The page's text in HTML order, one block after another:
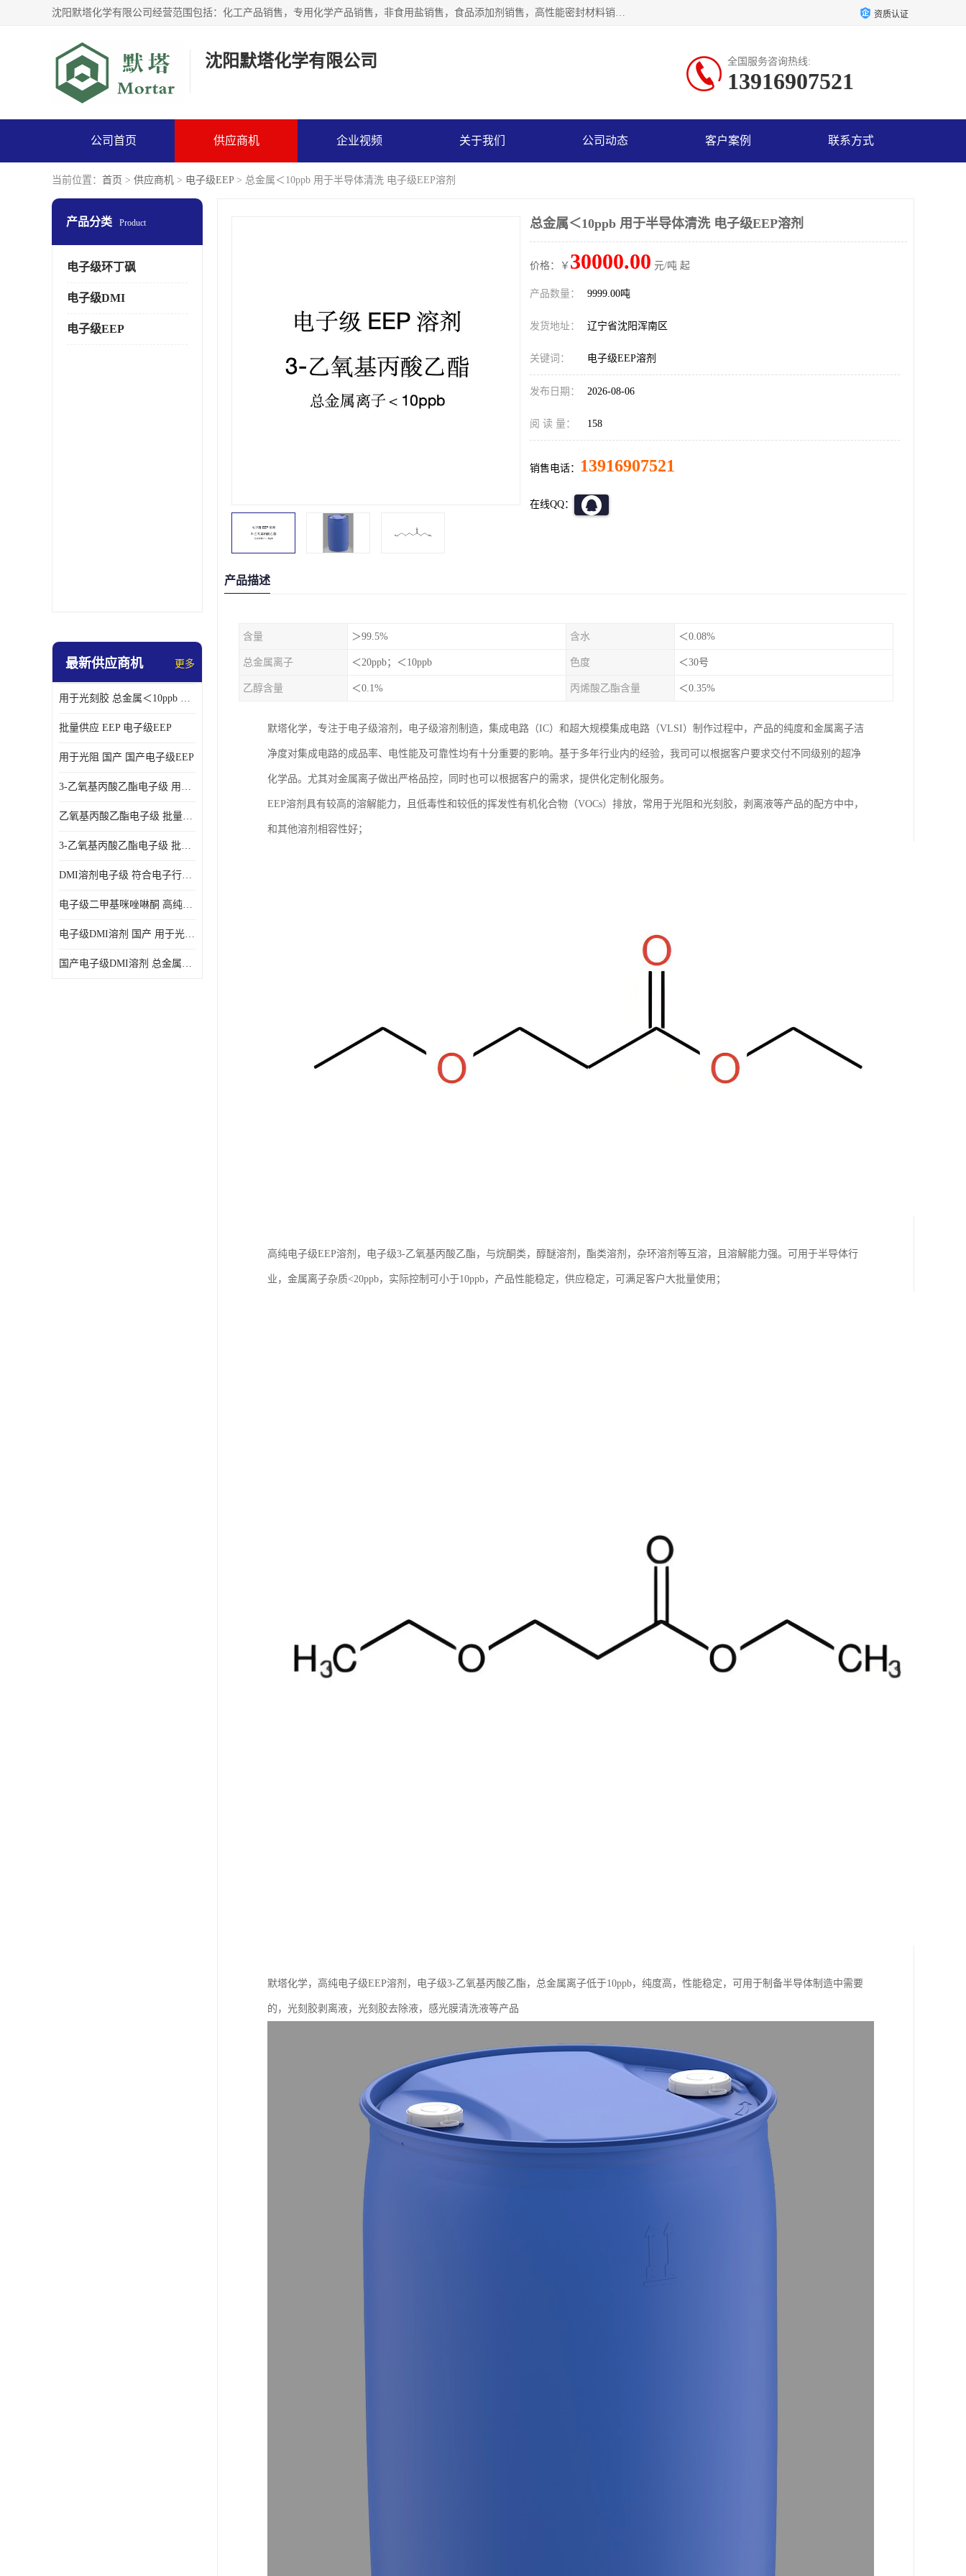
沈阳默塔化学有限公司经营范围包括：化工产品销售，专用化学产品销售，非食用盐销售，食品添加剂销售，高性能密封材料销售，涂料销售，合成材料销售，工程塑料及合成树脂销售等；主要产品有高纯电子级环丁砜，总金属离子可控制在ppb级别、纯度高、颜色浅、耐高温分解时间长，特别适合于半导体制造，硅片晶圆制造，清洗湿电子化学品，锂电池电解液，电子油墨，特种材料等高端行业；也适用于医药合成。 资质认证
沈阳默塔化学有限公司 全国服务咨询热线:
13916907521
公司首页 供应商机 企业视频 关于我们 公司动态 客户案例 联系方式
当前位置： 首页 > 供应商机 > 电子级EEP > 总金属＜10ppb 用于半导体清洗 电子级EEP溶剂
产品分类 Product
电子级环丁砜
电子级DMI
电子级EEP
最新供应商机 更多
用于光刻胶 总金属＜10ppb 电子级EEP溶剂
批量供应 EEP 电子级EEP
用于光阻 国产 国产电子级EEP
3-乙氧基丙酸乙酯电子级 用于剥离液 国产
乙氧基丙酸乙酯电子级 批量供应 电子级
3-乙氧基丙酸乙酯电子级 批量供应
DMI溶剂电子级 符合电子行业要求
电子级二甲基咪唑啉酮 高纯度 用于光阻
电子级DMI溶剂 国产 用于光刻胶
国产电子级DMI溶剂 总金属小于20ppb 用于半导体清洗
总金属＜10ppb 用于半导体清洗 电子级EEP溶剂
价格：￥ 30000.00 元/吨 起
产品数量： 9999.00吨
发货地址： 辽宁省沈阳浑南区
关键词： 电子级EEP溶剂
发布日期： 2026-08-06
阅 读 量： 158
销售电话： 13916907521
在线QQ：
产品描述
含量 ＞99.5% 含水 ＜0.08%
总金属离子 ＜20ppb；＜10ppb 色度 ＜30号
乙醇含量 ＜0.1% 丙烯酸乙酯含量 ＜0.35%
默塔化学，专注于电子级溶剂，电子级溶剂制造，集成电路（IC）和超大规模集成电路（VLSI）制作过程中，产品的纯度和金属离子洁
净度对集成电路的成品率、电性能及可靠性均有十分重要的影响。基于多年行业内的经验，我司可以根据客户要求交付不同级别的超净
化学品。尤其对金属离子做出严格品控，同时也可以根据客户的需求，提供化定制化服务。
EEP溶剂具有较高的溶解能力，且低毒性和较低的挥发性有机化合物（VOCs）排放，常用于光阻和光刻胶，剥离液等产品的配方中中，
和其他溶剂相容性好；
高纯电子级EEP溶剂，电子级3-乙氧基丙酸乙酯，与烷酮类，醇醚溶剂，酯类溶剂，杂环溶剂等互溶，且溶解能力强。可用于半导体行
业，金属离子杂质<20ppb，实际控制可小于10ppb，产品性能稳定，供应稳定，可满足客户大批量使用；
默塔化学，高纯电子级EEP溶剂，电子级3-乙氧基丙酸乙酯，总金属离子低于10ppb，纯度高，性能稳定，可用于制备半导体制造中需要
的，光刻胶剥离液，光刻胶去除液，感光膜清洗液等产品